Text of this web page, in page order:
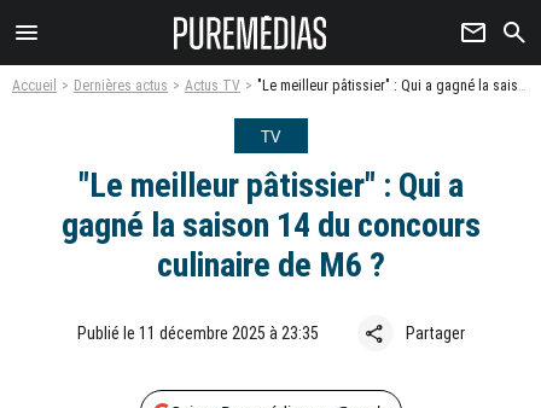
menu newsletter search
Accueil Dernières actus Actus TV "Le meilleur pâtissier" : Qui a gagné la saison 14 du concours culinaire de M6 ?
TV
"Le meilleur pâtissier" : Qui a
gagné la saison 14 du concours
culinaire de M6 ?
Publié le 11 décembre 2025 à 23:35 share Partager